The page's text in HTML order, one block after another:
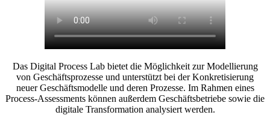
Das Digital Process Lab bietet die Möglichkeit zur Modellierung
von Geschäftsprozesse und unterstützt bei der Konkretisierung
neuer Geschäftsmodelle und deren Prozesse. Im Rahmen eines
Process-Assessments können außerdem Geschäftsbetriebe sowie die
digitale Transformation analysiert werden.